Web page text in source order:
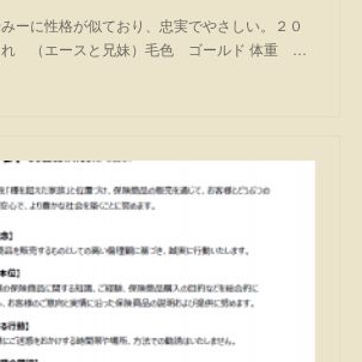
ーに性格が似ており、忠実でやさしい。２０
れ （エースと兄妹）毛色 ゴールド 体重 …